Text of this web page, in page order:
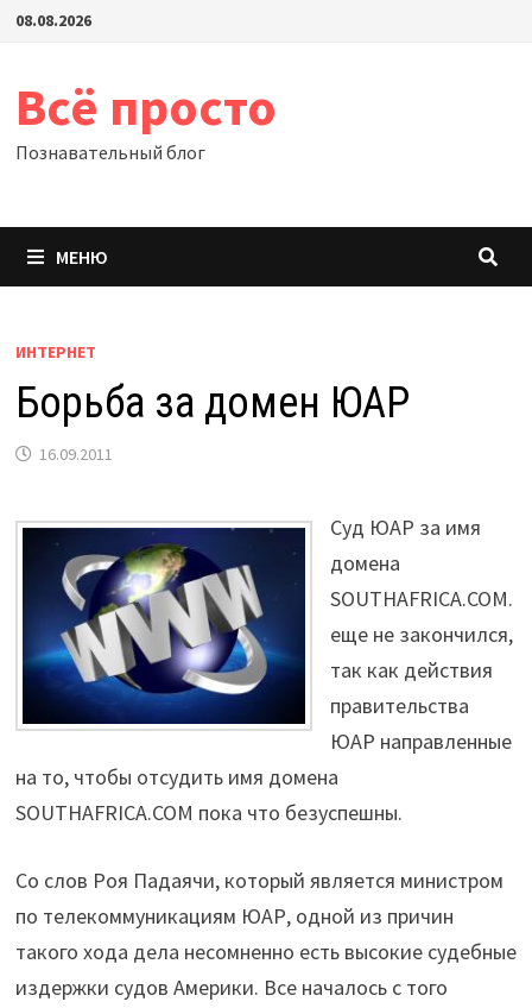
Перейти
08.08.2026
Всё просто
Познавательный блог
МЕНЮ
ИНТЕРНЕТ
Борьба за домен ЮАР
16.09.2011
Суд ЮАР за имя
домена
SOUTHAFRICA.COM.
еще не закончился,
так как действия
правительства
ЮАР направленные
на то, чтобы отсудить имя домена
SOUTHAFRICA.COM пока что безуспешны.
Со слов Роя Падаячи, который является министром
по телекоммуникациям ЮАР, одной из причин
такого хода дела несомненно есть высокие судебные
издержки судов Америки. Все началось с того